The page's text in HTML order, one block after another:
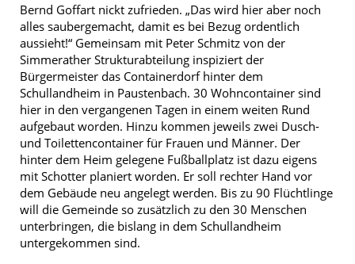
Bernd Goffart nickt zufrieden. „Das wird hier aber noch
alles saubergemacht, damit es bei Bezug ordentlich
aussieht!“ Gemeinsam mit Peter Schmitz von der
Simmerather Strukturabteilung inspiziert der
Bürgermeister das Containerdorf hinter dem
Schullandheim in Paustenbach. 30 Wohncontainer sind
hier in den vergangenen Tagen in einem weiten Rund
aufgebaut worden. Hinzu kommen jeweils zwei Dusch-
und Toilettencontainer für Frauen und Männer. Der
hinter dem Heim gelegene Fußballplatz ist dazu eigens
mit Schotter planiert worden. Er soll rechter Hand vor
dem Gebäude neu angelegt werden. Bis zu 90 Flüchtlinge
will die Gemeinde so zusätzlich zu den 30 Menschen
unterbringen, die bislang in dem Schullandheim
untergekommen sind.